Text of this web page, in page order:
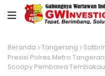
Beranda Tangerang
Presisi Polres Metro
Scoopy Pembawa